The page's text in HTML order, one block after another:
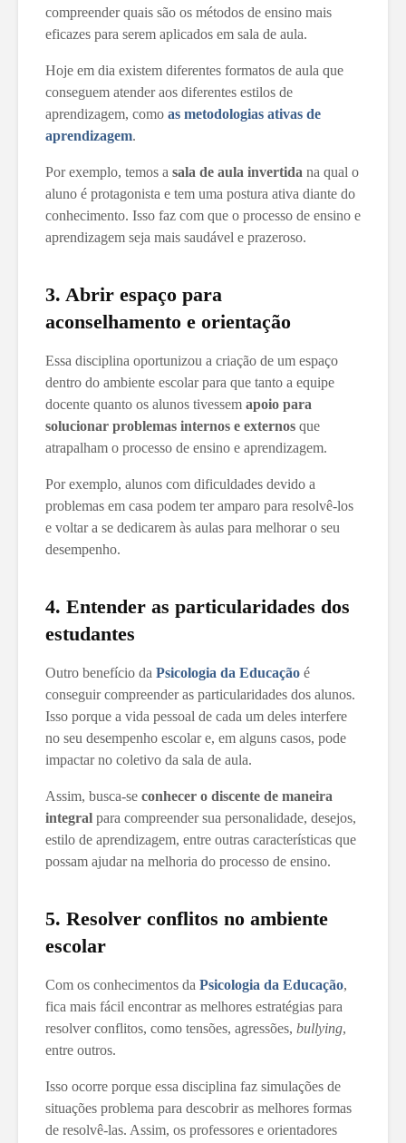
compreender quais são os métodos de ensino mais
eficazes para serem aplicados em sala de aula.
Hoje em dia existem diferentes formatos de aula que
conseguem atender aos diferentes estilos de
aprendizagem, como as metodologias ativas de
aprendizagem.
Por exemplo, temos a sala de aula invertida na qual o
aluno é protagonista e tem uma postura ativa diante do
conhecimento. Isso faz com que o processo de ensino e
aprendizagem seja mais saudável e prazeroso.
3. Abrir espaço para
aconselhamento e orientação
Essa disciplina oportunizou a criação de um espaço
dentro do ambiente escolar para que tanto a equipe
docente quanto os alunos tivessem apoio para
solucionar problemas internos e externos que
atrapalham o processo de ensino e aprendizagem.
Por exemplo, alunos com dificuldades devido a
problemas em casa podem ter amparo para resolvê-los
e voltar a se dedicarem às aulas para melhorar o seu
desempenho.
4. Entender as particularidades dos
estudantes
Outro benefício da Psicologia da Educação é
conseguir compreender as particularidades dos alunos.
Isso porque a vida pessoal de cada um deles interfere
no seu desempenho escolar e, em alguns casos, pode
impactar no coletivo da sala de aula.
Assim, busca-se conhecer o discente de maneira
integral para compreender sua personalidade, desejos,
estilo de aprendizagem, entre outras características que
possam ajudar na melhoria do processo de ensino.
5. Resolver conflitos no ambiente
escolar
Com os conhecimentos da Psicologia da Educação,
fica mais fácil encontrar as melhores estratégias para
resolver conflitos, como tensões, agressões, bullying,
entre outros.
Isso ocorre porque essa disciplina faz simulações de
situações problema para descobrir as melhores formas
de resolvê-las. Assim, os professores e orientadores